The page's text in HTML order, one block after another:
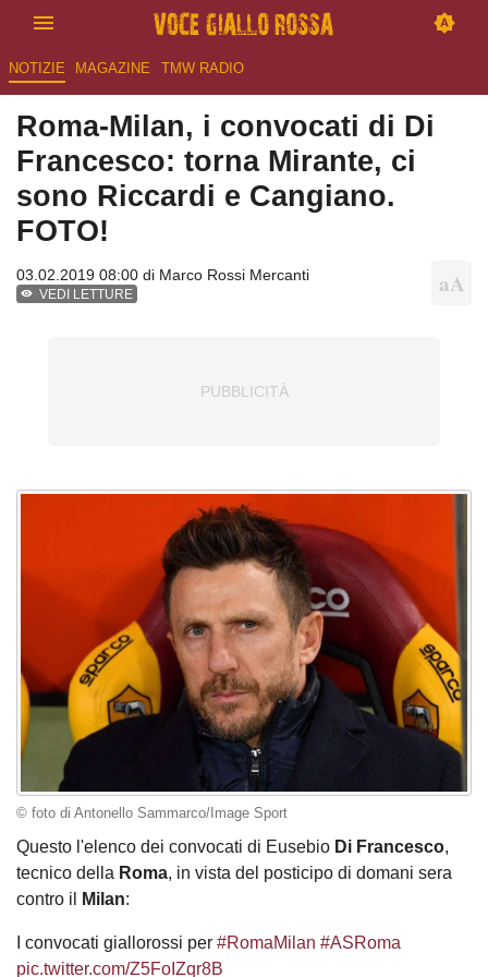
NOTIZIE MAGAZINE TMW RADIO
Roma-Milan, i convocati di Di
Francesco: torna Mirante, ci
sono Riccardi e Cangiano.
FOTO!
03.02.2019 08:00 di Marco Rossi Mercanti
VEDI LETTURE
© foto di Antonello Sammarco/Image Sport
Questo l'elenco dei convocati di Eusebio Di Francesco,
tecnico della Roma, in vista del posticipo di domani sera
contro il
Milan:
I convocati giallorossi per #RomaMilan #ASRoma
pic.twitter.com/Z5FoIZqr8B